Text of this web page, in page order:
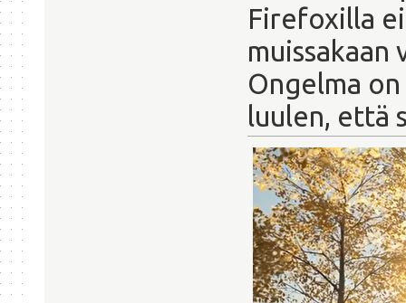
Firefoxilla
muissakaan
Ongelma
luulen, että